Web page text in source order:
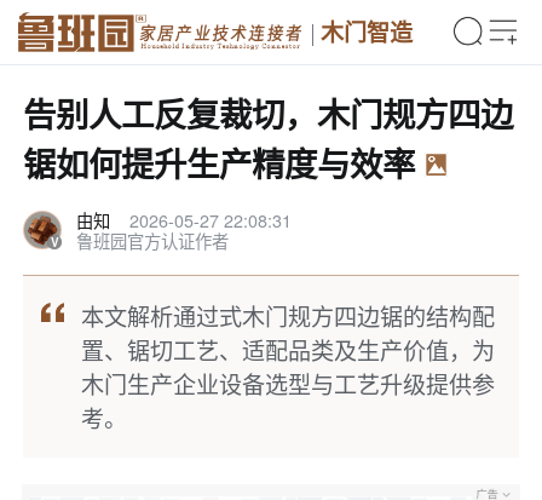
木门智造
告别人工反复裁切，木门规方四边
锯如何提升生产精度与效率
由知
2026-05-27 22:08:31
鲁班园官方认证作者
本文解析通过式木门规方四边锯的结构配
置、锯切工艺、适配品类及生产价值，为
木门生产企业设备选型与工艺升级提供参
考。